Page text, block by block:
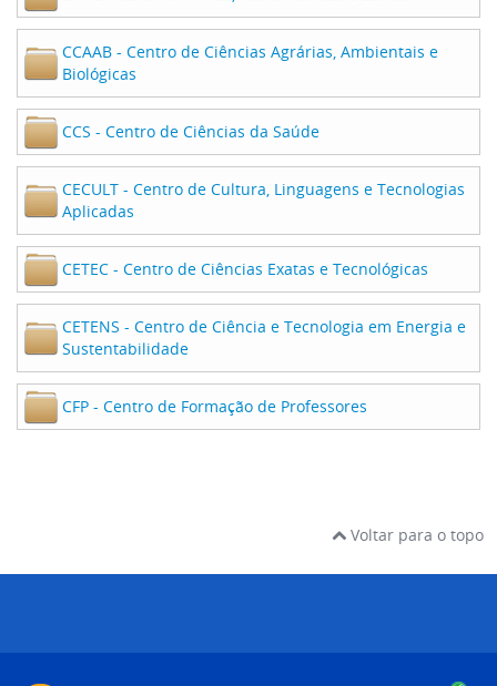
CCAAB - Centro de Ciências Agrárias, Ambientais e
Biológicas
CCS - Centro de Ciências da Saúde
CECULT - Centro de Cultura, Linguagens e Tecnologias
Aplicadas
CETEC - Centro de Ciências Exatas e Tecnológicas
CETENS - Centro de Ciência e Tecnologia em Energia e
Sustentabilidade
CFP - Centro de Formação de Professores
Voltar para o topo